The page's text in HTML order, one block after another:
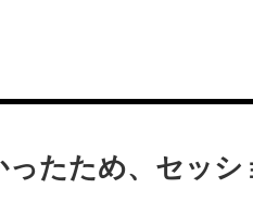
たため、セッシ